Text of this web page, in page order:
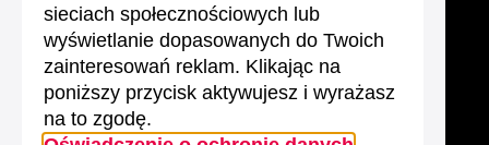
sieciach społecznościowych lub
wyświetlanie dopasowanych do Twoich
zainteresowań reklam. Klikając na
poniższy przycisk aktywujesz i wyrażasz
na to zgodę.